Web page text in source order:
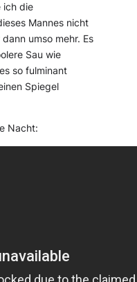
ich die
Mannes nicht
umso mehr. Es
Sau wie
so fulminant
Spiegel
Nacht: